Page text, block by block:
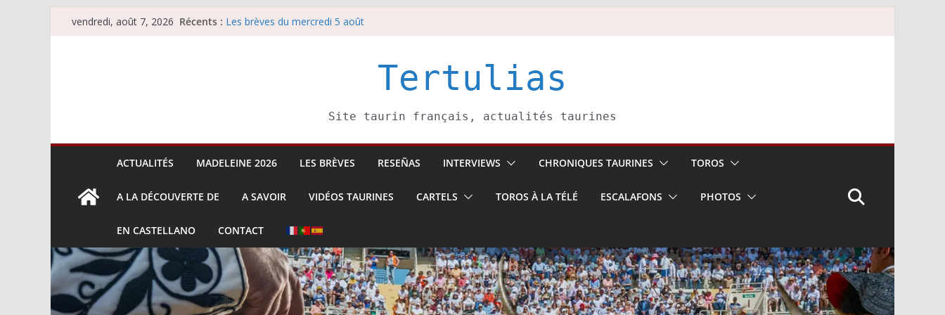
Passervendredi, août 7, 2026 Récents : Les brèves du mercredi 5 août
Tertulias
Site taurin français, actualités taurines
ACTUALITÉS MADELEINE 2026 LES BRÈVES RESEÑAS INTERVIEWS CHRONIQUES TAURINES TOROS
A LA DÉCOUVERTE DE A SAVOIR VIDÉOS TAURINES CARTELS TOROS À LA TÉLÉ ESCALAFONS PHOTOS
EN CASTELLANO CONTACT